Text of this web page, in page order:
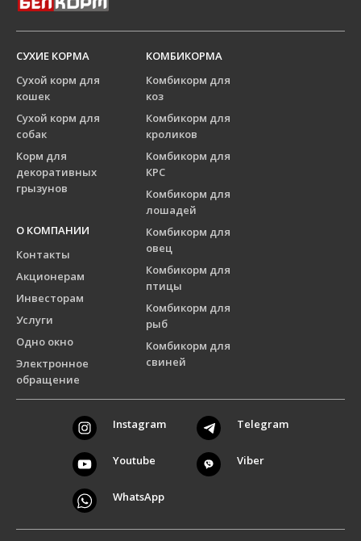
СУХИЕ КОРМА
Сухой корм для
кошек
Сухой корм для
собак
Корм для
декоративных
грызунов
КОМБИКОРМА
Комбикорм для
коз
Комбикорм для
кроликов
Комбикорм для
КРС
Комбикорм для
лошадей
Комбикорм для
овец
Комбикорм для
птицы
Комбикорм для
рыб
Комбикорм для
свиней
О КОМПАНИИ
Контакты
Акционерам
Инвесторам
Услуги
Одно окно
Электронное
обращение
Instagram Telegram
Youtube Viber
WhatsApp